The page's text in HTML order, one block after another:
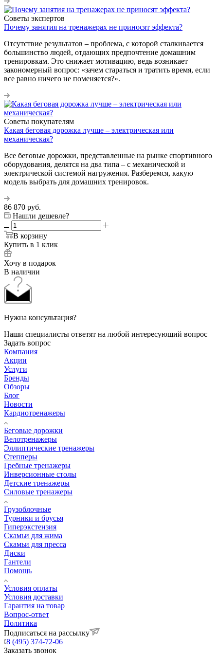
Советы экспертов
Почему занятия на тренажерах не приносят эффекта?
Отсутствие результатов – проблема, с которой сталкивается
большинство людей, отдающих предпочтение домашним
тренировкам. Это снижает мотивацию, ведь возникает
закономерный вопрос: «зачем стараться и тратить время, если
все равно ничего не поменяется?».
Советы покупателям
Какая беговая дорожка лучше – электрическая или
механическая?
Все беговые дорожки, представленные на рынке спортивного
оборудования, делятся на два типа – с механической и
электрической системой нагружения. Разберемся, какую
модель выбрать для домашних тренировок.
86 870 руб.
Нашли дешевле?
В корзину
Купить в 1 клик
Хочу в подарок
В наличии
Нужна консультация?
Наши специалисты ответят на любой интересующий вопрос
Задать вопрос
Компания
Акции
Услуги
Бренды
Обзоры
Блог
Новости
Кардиотренажеры
Беговые дорожки
Велотренажеры
Эллиптические тренажеры
Степперы
Гребные тренажеры
Инверсионные столы
Детские тренажеры
Силовые тренажеры
Грузоблочные
Турники и брусья
Гиперэкстензия
Скамьи для жима
Скамьи для пресса
Диски
Гантели
Помощь
Условия оплаты
Условия доставки
Гарантия на товар
Вопрос-ответ
Политика
Подписаться на рассылку
8 (495) 374-72-06
Заказать звонок